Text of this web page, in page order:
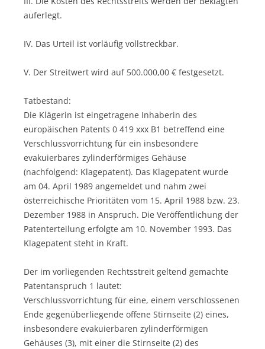
auferlegt.
IV. Das Urteil ist vorläufig vollstreckbar.
V. Der Streitwert wird auf 500.000,00 € festgesetzt.
Tatbestand:
Die Klägerin ist eingetragene Inhaberin des
europäischen Patents 0 419 xxx B1 betreffend eine
Verschlussvorrichtung für ein insbesondere
evakuierbares zylinderförmiges Gehäuse
(nachfolgend: Klagepatent). Das Klagepatent wurde
am 04. April 1989 angemeldet und nahm zwei
österreichische Prioritäten vom 15. April 1988 bzw. 23.
Dezember 1988 in Anspruch. Die Veröffentlichung der
Patenterteilung erfolgte am 10. November 1993. Das
Klagepatent steht in Kraft.
Der im vorliegenden Rechtsstreit geltend gemachte
Patentanspruch 1 lautet:
Verschlussvorrichtung für eine, einem verschlossenen
Ende gegenüberliegende offene Stirnseite (2) eines,
insbesondere evakuierbaren zylinderförmigen
Gehäuses (3), mit einer die Stirnseite (2) des